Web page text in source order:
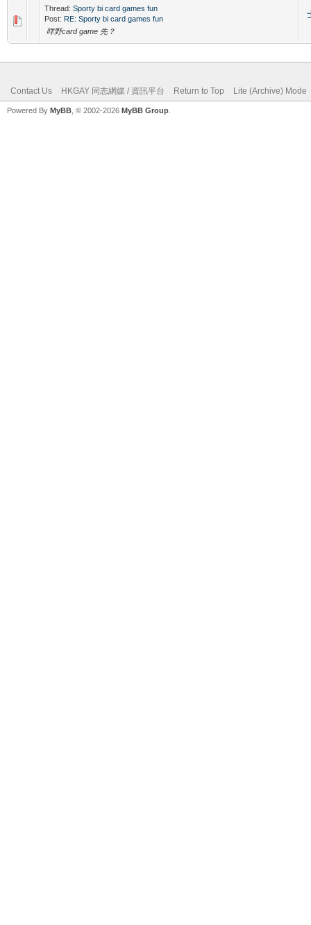
Thread: Sporty bi card games fun
Post: RE: Sporty bi card games fun
咩野card game 先？
Contact Us HKGAY 同志網媒 / 資訊平台 Return to Top Lite (Archive) Mode
Powered By MyBB , © 2002-2026 MyBB Group